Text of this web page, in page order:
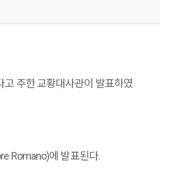
주한 교황대사관이 발표하였
Romano)에 발표된다.